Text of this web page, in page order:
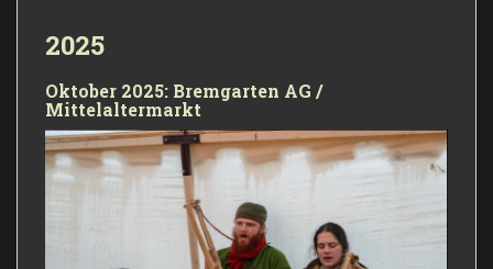
2025
Oktober 2025: Bremgarten AG /
Mittelaltermarkt